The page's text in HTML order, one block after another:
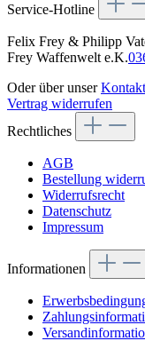
Service-Hotline
Felix Frey & Philipp
Frey Waffenwelt e.K.
Oder über unser
Vertrag widerrufen
Rechtliches
AGB
Bestellung
Widerrufsrecht
Datenschutz
Impressum
Informationen